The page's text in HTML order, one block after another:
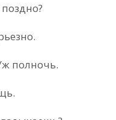
полночь.